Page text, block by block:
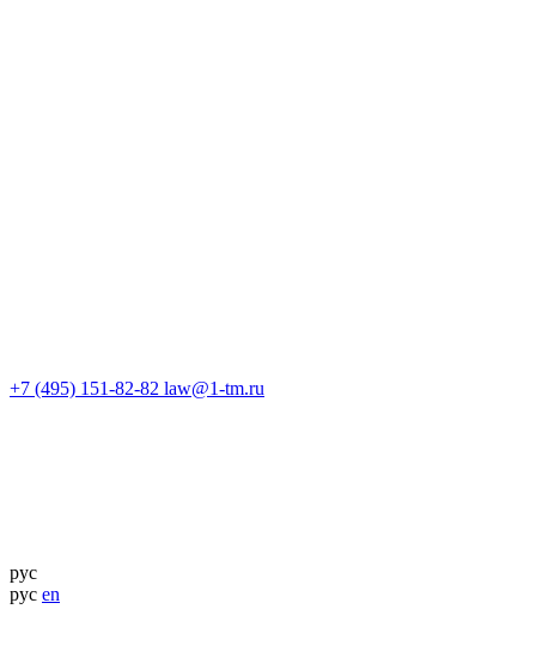
+7 (495) 151-82-82 law@1-tm.ru
рус
рус en